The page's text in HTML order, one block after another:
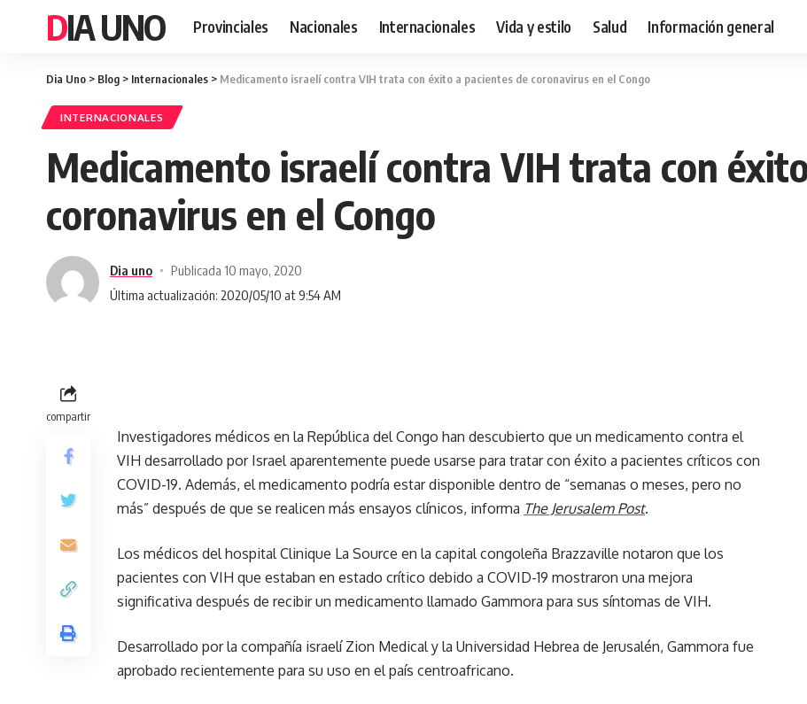
DIA UNO Provinciales Nacionales Internacionales Vida y estilo Salud Información general
Dia Uno > Blog > Internacionales > Medicamento israelí contra VIH trata con éxito a pacientes de coronavirus en el Congo
INTERNACIONALES
Medicamento israelí contra VIH trata con
coronavirus en el Congo
Última actualización: 2020/05/10 at 9:54 AM
Dia uno Publicada 10 mayo, 2020
compartir
Investigadores médicos en la República del Congo han descubierto que un medicamento contra el
VIH desarrollado por Israel aparentemente puede usarse para tratar con éxito a pacientes críticos con
COVID-19. Además, el medicamento podría estar disponible dentro de “semanas o meses, pero no
más” después de que se realicen más ensayos clínicos, informa The Jerusalem Post.
Los médicos del hospital Clinique La Source en la capital congoleña Brazzaville notaron que los
pacientes con VIH que estaban en estado crítico debido a COVID-19 mostraron una mejora
significativa después de recibir un medicamento llamado Gammora para sus síntomas de VIH.
Desarrollado por la compañía israelí Zion Medical y la Universidad Hebrea de Jerusalén, Gammora fue
aprobado recientemente para su uso en el país centroafricano.